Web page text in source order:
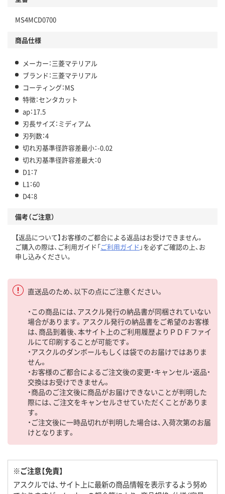
MS4MCD0700
商品仕様
メーカー：三菱マテリアル
ブランド：三菱マテリアル
コーティング：MS
特徴：センタカット
ap：17.5
刃長サイズ：ミディアム
刃列数：4
切れ刃基準径許容差最小：-0.02
切れ刃基準径許容差最大：0
D1：7
L1：60
D4：8
備考（ご注意）
【返品について】お客様のご都合による返品はお受けできません。
ご購入の際は、ご利用ガイド「ご利用ガイド 」を必ずご確認の上、お
申し込みください。
直送品のため、以下の点にご注意ください。
・この商品には、アスクル発行の納品書が同梱されていない
場合があります。アスクル発行の納品書をご希望のお客様
は、商品到着後、本サイト上のご利用履歴よりＰＤＦファイ
ルにて印刷することが可能です。
・アスクルのダンボールもしくは袋でのお届けではありま
せん。
・お客様のご都合によるご注文後の変更・キャンセル・返品・
交換はお受けできません。
・商品のご注文後に商品がお届けできないことが判明した
際には、ご注文をキャンセルさせていただくことがありま
す。
・ご注文後に一時品切れが判明した場合は、入荷次第のお届
けとなります。
※ご注意【免責】
アスクルでは、サイト上に最新の商品情報を表示するよう努め